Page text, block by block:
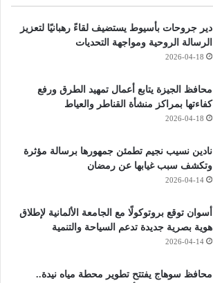
دير جروحات بأسيوط يستضيف لقاءً رهبانيًا لتعزيز
الرسالة الروحية ومواجهة التحديات
2026-04-18
محافظ الجيزة يتابع أعمال تمهيد الطرق ورفع
كفاءتها بمراكز منشأة القناطر والعياط
2026-04-18
نادين نسيب نجيم تطمئن جمهورها برسالة مؤثرة
وتكشف سبب غيابها عن رمضان
2026-04-14
أسوان توقع بروتوكولًا مع الجامعة الألمانية لإطلاق
هوية بصرية جديدة تدعم السياحة والتنمية
2026-04-14
محافظ سوهاج يفتتح تطوير محطة مياه نيدة..